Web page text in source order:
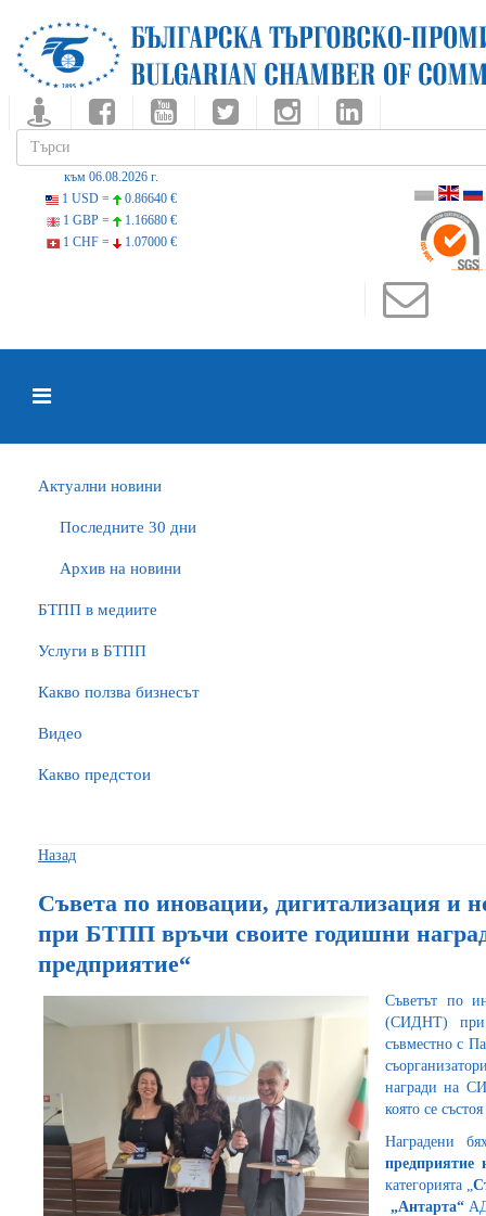
към 06.08.2026 г.
1 USD =
0.86640 €
1 GBP =
1.16680 €
1 CHF =
1.07000 €
Актуални новини
Последните 30 дни
Архив на новини
БTПП в медиите
Услуги в БТПП
Какво ползва бизнесът
Видео
Какво предстои
Назад
Съвета по иновации, дигитализация и
при БТПП връчи своите годишни
предприятие“
Съветът по
(СИДНТ) при
съвместно с
награди на
която се
Наградени
предприятие
категорията „
„Антарта“